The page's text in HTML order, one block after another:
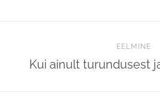
EELMINE
Kui ainult turundusest